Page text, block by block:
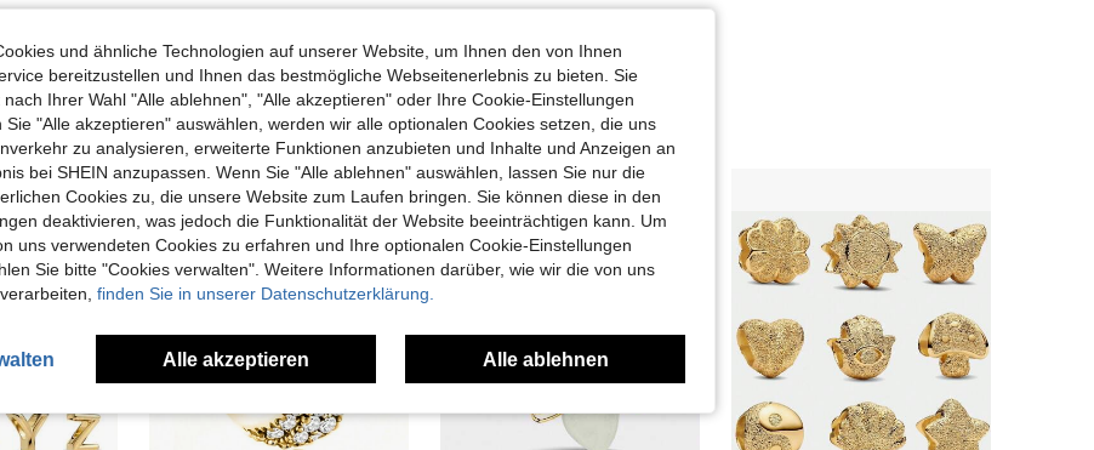
Angeschaut
und ähnliche Technologien auf unserer Website, um Ihnen den von Ihnen
bereitzustellen und Ihnen das bestmögliche Webseitenerlebnis zu bieten. Sie
Ihrer Wahl "Alle ablehnen", "Alle akzeptieren" oder Ihre Cookie-Einstellungen
Sie "Alle akzeptieren" auswählen, werden wir alle optionalen Cookies setzen, die uns
zu analysieren, erweiterte Funktionen anzubieten und Inhalte und Anzeigen an
bei SHEIN anzupassen. Wenn Sie "Alle ablehnen" auswählen, lassen Sie nur die
Cookies zu, die unsere Website zum Laufen bringen. Sie können diese in den
deaktivieren, was jedoch die Funktionalität der Website beeinträchtigen kann. Um
uns verwendeten Cookies zu erfahren und Ihre optionalen Cookie-Einstellungen
Sie bitte "Cookies verwalten". Weitere Informationen darüber, wie wir die von uns
finden Sie in unserer Datenschutzerklärung.
Alle akzeptieren Alle ablehnen